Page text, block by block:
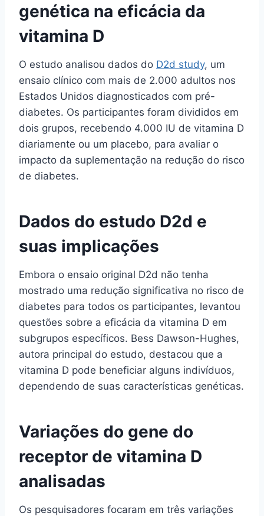
genética na eficácia da
vitamina D
O estudo analisou dados do D2d study, um
ensaio clínico com mais de 2.000 adultos nos
Estados Unidos diagnosticados com pré-
diabetes. Os participantes foram divididos em
dois grupos, recebendo 4.000 IU de vitamina D
diariamente ou um placebo, para avaliar o
impacto da suplementação na redução do risco
de diabetes.
Dados do estudo D2d e
suas implicações
Embora o ensaio original D2d não tenha
mostrado uma redução significativa no risco de
diabetes para todos os participantes, levantou
questões sobre a eficácia da vitamina D em
subgrupos específicos. Bess Dawson-Hughes,
autora principal do estudo, destacou que a
vitamina D pode beneficiar alguns indivíduos,
dependendo de suas características genéticas.
Variações do gene do
receptor de vitamina D
analisadas
Os pesquisadores focaram em três variações